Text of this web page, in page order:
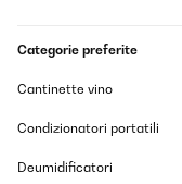
Categorie preferite
Cantinette vino
Condizionatori portatili
Deumidificatori